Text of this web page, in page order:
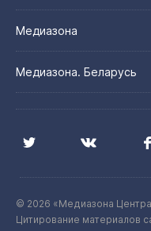
Медиазона
Медиазона. Беларусь
© 2026 «Медиазона
Цитирование материалов